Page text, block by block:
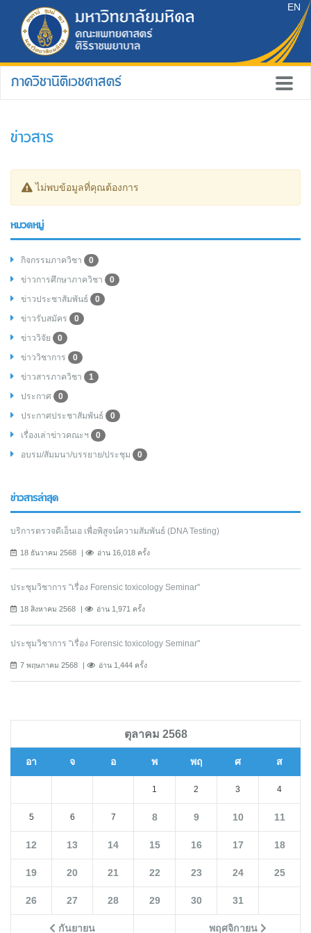
EN
ภาควิชานิติเวชศาสตร์
ข่าวสาร
ไม่พบข้อมูลที่คุณต้องการ
หมวดหมู่
กิจกรรมภาควิชา
0
ข่าวการศึกษาภาควิชา
0
ข่าวประชาสัมพันธ์
0
ข่าวรับสมัคร
0
ข่าววิจัย
0
ข่าววิชาการ
0
ข่าวสารภาควิชา
1
ประกาศ
0
ประกาศประชาสัมพันธ์
0
เรื่องเล่าข่าวคณะฯ
0
อบรม/สัมมนา/บรรยาย/ประชุม
0
ข่าวสารล่าสุด
บริการตรวจดีเอ็นเอ เพื่อพิสูจน์ความสัมพันธ์ (DNA Testing)
18 ธันวาคม 2568 อ่าน 16,018 ครั้ง
ประชุมวิชาการ "เรื่อง Forensic toxicology Seminar"
18 สิงหาคม 2568 อ่าน 1,971 ครั้ง
ประชุมวิชาการ "เรื่อง Forensic toxicology Seminar"
7 พฤษภาคม 2568 อ่าน 1,444 ครั้ง
ตุลาคม 2568
อา จ อ พ พฤ ศ ส
กันยายน พฤศจิกายน
1 2 3 4
5 6 7 8 9 10 11
12 13 14 15 16 17 18
19 20 21 22 23 24 25
26 27 28 29 30 31